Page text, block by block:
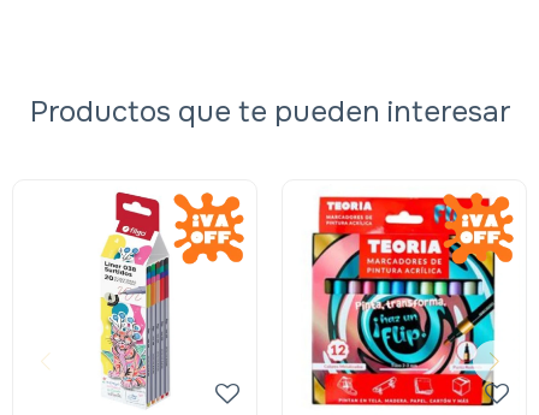
Productos que te pueden interesar